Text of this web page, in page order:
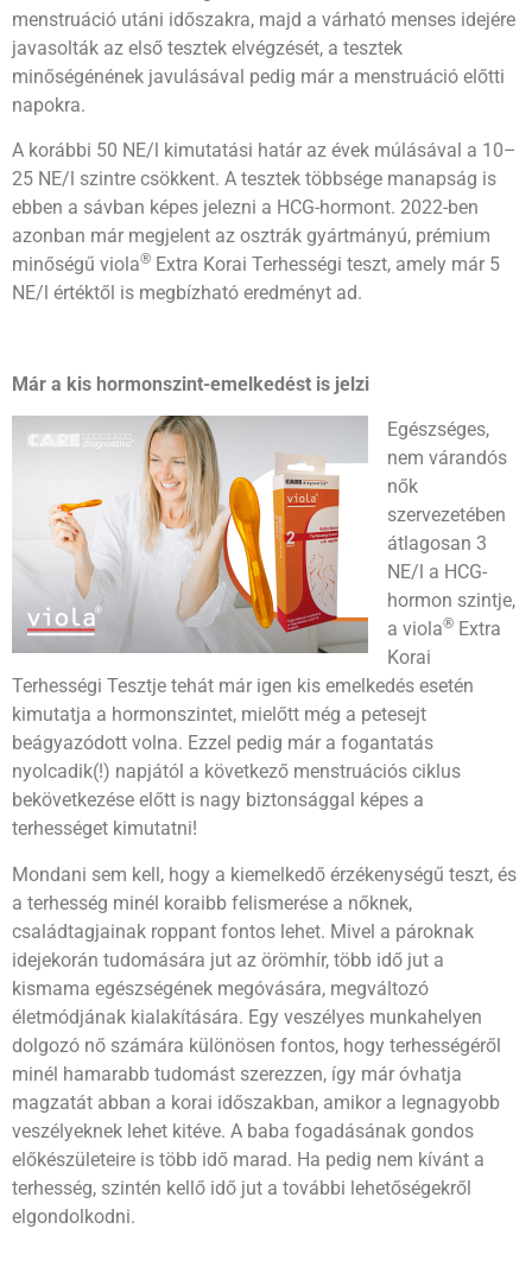
menstruáció utáni időszakra, majd a várható menses idejére
javasolták az első tesztek elvégzését, a tesztek
minőségénének javulásával pedig már a menstruáció előtti
napokra.
A korábbi 50 NE/l kimutatási határ az évek múlásával a 10–
25 NE/l szintre csökkent. A tesztek többsége manapság is
ebben a sávban képes jelezni a HCG-hormont. 2022-ben
azonban már megjelent az osztrák gyártmányú, prémium
minőségű viola® Extra Korai Terhességi teszt, amely már 5
NE/l értéktől is megbízható eredményt ad.
Már a kis hormonszint-emelkedést is jelzi
Egészséges,
nem várandós
nők
szervezetében
átlagosan 3
NE/l a HCG-
hormon szintje,
a viola® Extra
Korai
Terhességi Tesztje tehát már igen kis emelkedés esetén
kimutatja a hormonszintet, mielőtt még a petesejt
beágyazódott volna. Ezzel pedig már a fogantatás
nyolcadik(!) napjától a következő menstruációs ciklus
bekövetkezése előtt is nagy biztonsággal képes a
terhességet kimutatni!
Mondani sem kell, hogy a kiemelkedő érzékenységű teszt, és
a terhesség minél koraibb felismerése a nőknek,
családtagjainak roppant fontos lehet. Mivel a pároknak
idejekorán tudomására jut az örömhír, több idő jut a
kismama egészségének megóvására, megváltozó
életmódjának kialakítására. Egy veszélyes munkahelyen
dolgozó nő számára különösen fontos, hogy terhességéről
minél hamarabb tudomást szerezzen, így már óvhatja
magzatát abban a korai időszakban, amikor a legnagyobb
veszélyeknek lehet kitéve. A baba fogadásának gondos
előkészületeire is több idő marad. Ha pedig nem kívánt a
terhesség, szintén kellő idő jut a további lehetőségekről
elgondolkodni.